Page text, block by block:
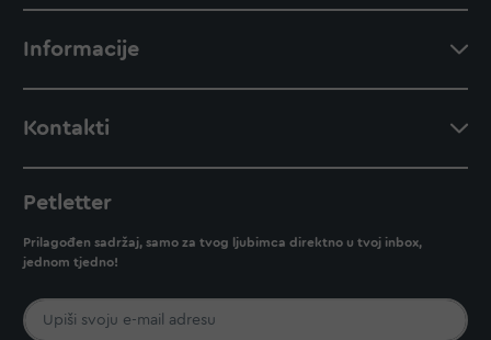
Informacije
Kontakti
Petletter
Prilagođen sadržaj, samo za tvog ljubimca direktno u tvoj inbox,
jednom tjedno!